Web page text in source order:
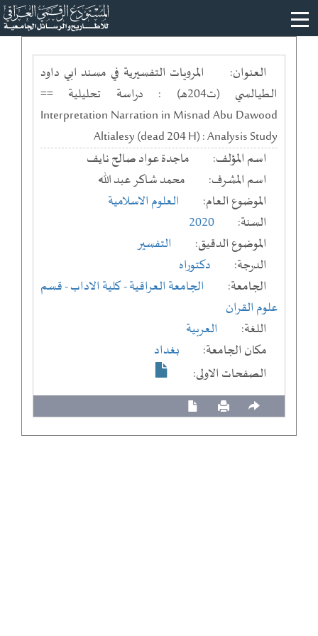
العنوان:
المرويات التفسيرية في مسند ابي داود
الطيالسي (ت204هـ) : دراسة تحليلية ==
Interpretation Narration in Misnad Abu Dawood
Altialesy (dead 204 H) : Analysis Study
اسم المؤلف:
ماجدة عواد صالح نايف
اسم المشرف:
محمد شاكر عبد الله
الموضوع العام:
العلوم الاسلامية
السنة:
2020
الموضوع الدقيق:
التفسير
الدرجة:
دكتوراه
الجامعة:
الجامعة العراقية- كلية الاداب- قسم
علوم القران
اللغة:
العربية
مكان الجامعة:
بغداد
الصفحات الاولى: